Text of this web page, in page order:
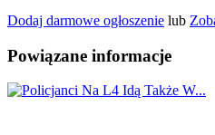
Dodaj darmowe ogłoszenie lub
Powiązane informacje